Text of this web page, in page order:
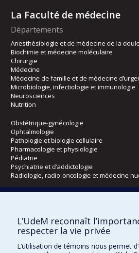
La Faculté de médecine
Départements
Anesthésiologie et de médecine de la
Biochimie et médecine moléculaire
Chirurgie
Médecine
Médecine de famille et de médecine
Microbiologie, infectiologie et immunologie
Neurosciences
Nutrition
Obstétrique-gynécologie
Ophtalmologie
Pathologie et biologie cellulaire
Pharmacologie et physiologie
Pédiatrie
Psychiatrie et d’addictologie
Radiologie, radio-oncologie et médecine
Kinésiologie et des sciences de l’activité
Orthophonie et audiologie
L’UdeM reconnaît
respecter la vie privée
L’utilisation de témoins nous permet